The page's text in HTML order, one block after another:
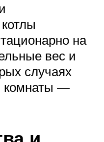
на
вес и
случаях
комнаты —